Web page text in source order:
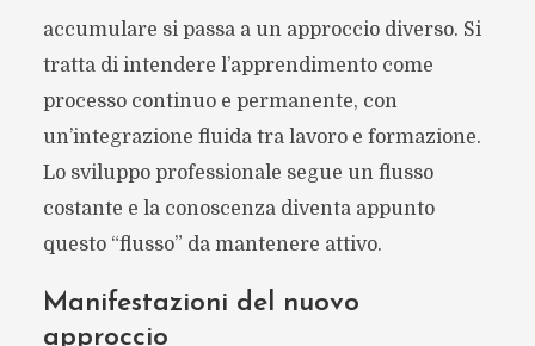
accumulare si passa a un approccio diverso. Si
tratta di intendere l’apprendimento come
processo continuo e permanente, con
un’integrazione fluida tra lavoro e formazione.
Lo sviluppo professionale segue un flusso
costante e la conoscenza diventa appunto
questo “flusso” da mantenere attivo.
Manifestazioni del nuovo
approccio